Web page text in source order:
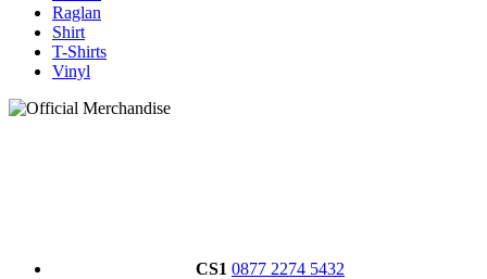
Raglan
Shirt
T-Shirts
Vinyl
CS1 0877 2274 5432